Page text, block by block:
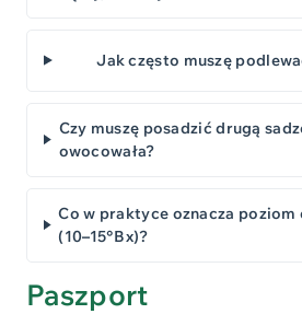
Jak często muszę
Czy muszę posadzić drugą
owocowała?
Co w praktyce oznacza poziom
(10–15°Bx)?
Paszport